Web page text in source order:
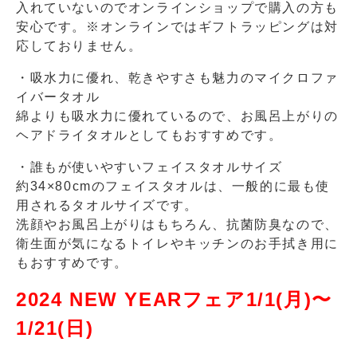
入れていないのでオンラインショップで購入の方も
安心です。※オンラインではギフトラッピングは対
応しておりません。
・吸水力に優れ、乾きやすさも魅力のマイクロファ
イバータオル
綿よりも吸水力に優れているので、お風呂上がりの
ヘアドライタオルとしてもおすすめです。
・誰もが使いやすいフェイスタオルサイズ
約34×80cmのフェイスタオルは、一般的に最も使
用されるタオルサイズです。
洗顔やお風呂上がりはもちろん、抗菌防臭なので、
衛生面が気になるトイレやキッチンのお手拭き用に
もおすすめです。
2024 NEW YEARフェア1/1(月)〜
1/21(日)